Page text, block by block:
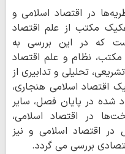
در اقتصاد اسلامی و
مکتب از علم اقتصاد
که در این بررسی به
نظام و علم اقتصاد
تحلیلی و تدابیری از
اقتصاد اسلامی هنجاری،
شده در پایان فصل، سایر
در اقتصاد اسلامی،
در اقتصاد اسلامی و نیز
بررسی می گردد.